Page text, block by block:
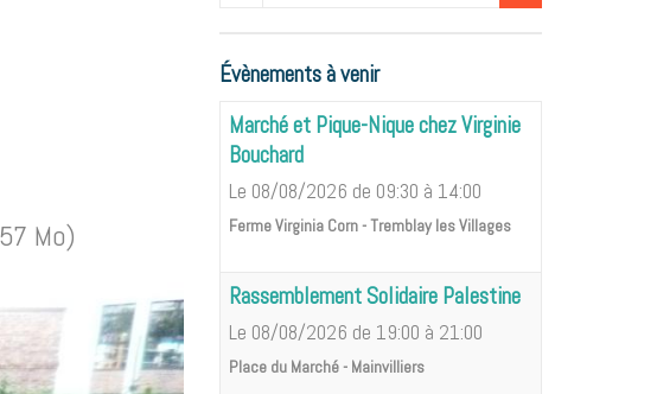
Mo)
Évènements à venir
Marché et Pique-Nique chez Virginie
Bouchard
Le 08/08/2026 de 09:30 à 14:00
Ferme Virginia Corn - Tremblay les Villages
Rassemblement Solidaire Palestine
Le 08/08/2026 de 19:00 à 21:00
Place du Marché - Mainvilliers